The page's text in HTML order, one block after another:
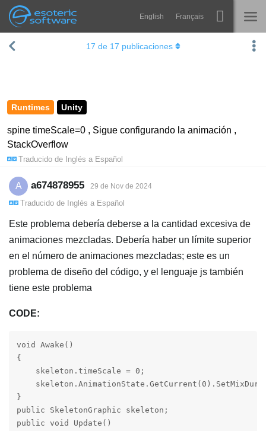
Esoteric Software
Navigation English Français
INICIO
SOPORTE
Spine
Comprar
Runtimes Unity
spine timeScale=0 , Sigue configurando la animación ,
StackOverflow
Traducido de Inglés a Español
17 de 17 publicaciones
A a674878955 29 de Nov de 2024
Traducido de Inglés a Español
Este problema debería deberse a la cantidad excesiva de
animaciones mezcladas. Debería haber un límite superior
en el número de animaciones mezcladas; este es un
problema de diseño del código, y el lenguaje js también
tiene este problema
CODE:
void Awake()
{
    skeleton.timeScale = 0;
}
public SkeletonGraphic skeleton;
public void Update()